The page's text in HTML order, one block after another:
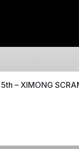
5th – XIMONG